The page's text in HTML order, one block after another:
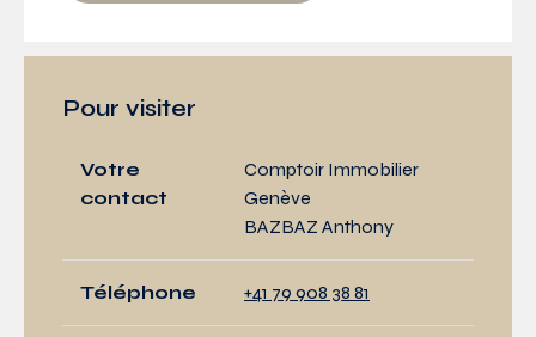
Pour visiter
Votre
contact
Comptoir Immobilier
Genève
BAZBAZ Anthony
Téléphone +41 79 908 38 81